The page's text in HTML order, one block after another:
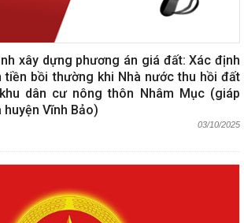
xây dựng phương án giá đất: Xác định
tiền bồi thường khi Nhà nước thu hồi đất
dân cư nông thôn Nhâm Mục (giáp
Vĩnh Bảo)
03/10/2025